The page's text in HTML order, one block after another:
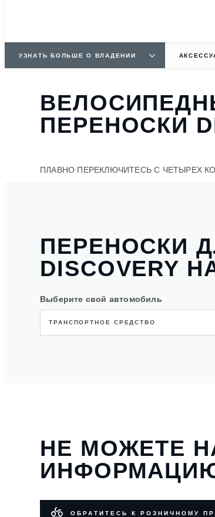
УЗНАТЬ БОЛЬШЕ О ВЛАДЕНИИ
ПЕРЕНОСКИ
ПЛАВНО ПЕРЕКЛЮЧИТЕСЬ С ЧЕТЫРЕХ
ПЕРЕНОСКИ
DISCOVERY
Выберите свой автомобиль
ТРАНСПОРТНОЕ СРЕДСТВО
НЕ МОЖЕТЕ
ОБРАТИТЕСЬ К РОЗНИЧНОМУ